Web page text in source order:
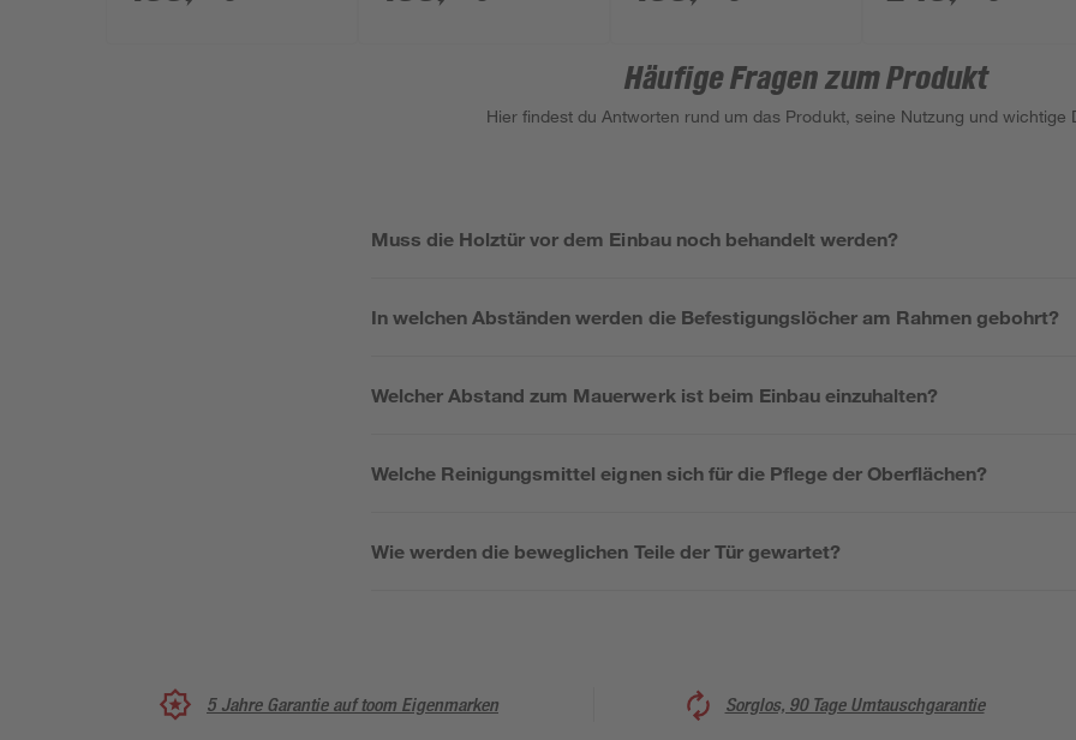
Häufige Fragen zum Produkt
Hier findest du Antworten rund um das Produkt, seine Nutzung und wichtige
Muss die Holztür vor dem Einbau noch behandelt werden?
In welchen Abständen werden die Befestigungslöcher am Rahmen gebohrt?
Welcher Abstand zum Mauerwerk ist beim Einbau einzuhalten?
Welche Reinigungsmittel eignen sich für die Pflege der Oberflächen?
Wie werden die beweglichen Teile der Tür gewartet?
5 Jahre Garantie auf toom Eigenmarken Sorglos, 90 Tage Umtauschgarantie